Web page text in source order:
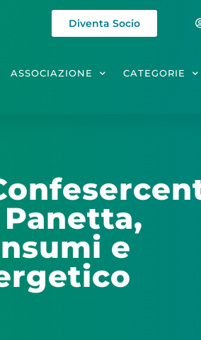
Diventa Socio
ASSOCIAZIONE CATEGORIE
e